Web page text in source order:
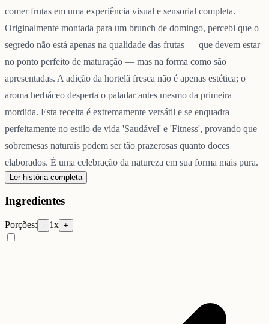
comer frutas em uma experiência visual e sensorial completa.
Originalmente montada para um brunch de domingo, percebi que o
segredo não está apenas na qualidade das frutas — que devem estar
no ponto perfeito de maturação — mas na forma como são
apresentadas. A adição da hortelã fresca não é apenas estética; o
aroma herbáceo desperta o paladar antes mesmo da primeira
mordida. Esta receita é extremamente versátil e se enquadra
perfeitamente no estilo de vida 'Saudável' e 'Fitness', provando que
sobremesas naturais podem ser tão prazerosas quanto doces
elaborados. É uma celebração da natureza em sua forma mais pura.
Ler história completa
Ingredientes
Porções: - 1x +